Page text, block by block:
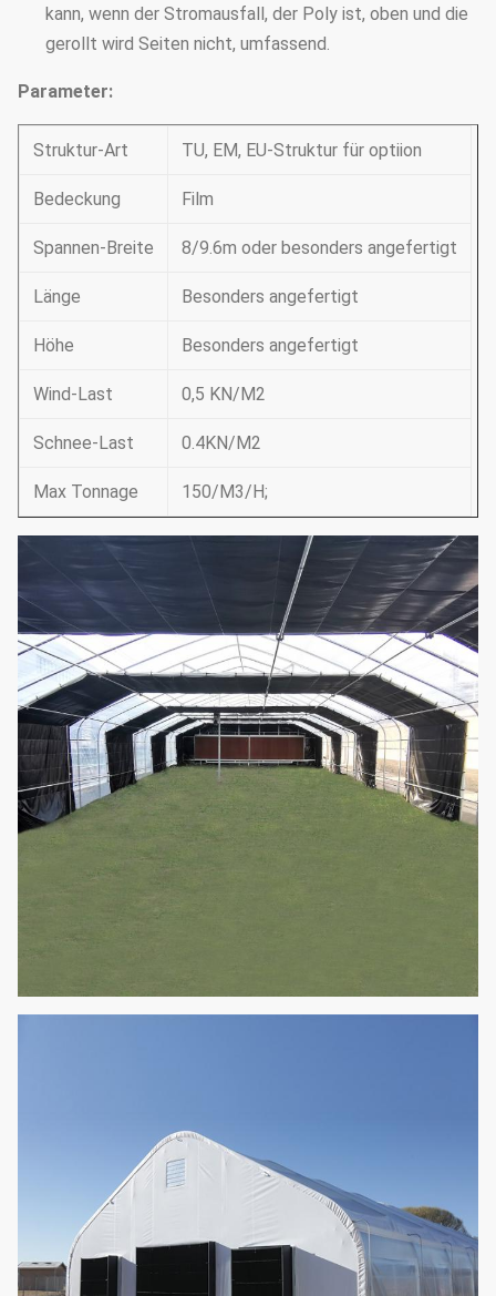
kann, wenn der Stromausfall, der Poly ist, oben und die
gerollt wird Seiten nicht, umfassend.
Parameter:
Struktur-Art TU, EM, EU-Struktur für optiion
Bedeckung Film
Spannen-Breite 8/9.6m oder besonders angefertigt
Länge Besonders angefertigt
Höhe Besonders angefertigt
Wind-Last 0,5 KN/M2
Schnee-Last 0.4KN/M2
Max Tonnage 150/M3/H;